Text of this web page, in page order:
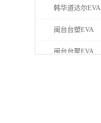
韩华道达尔EVA
闽台台塑EVA
闽台台聚EVA